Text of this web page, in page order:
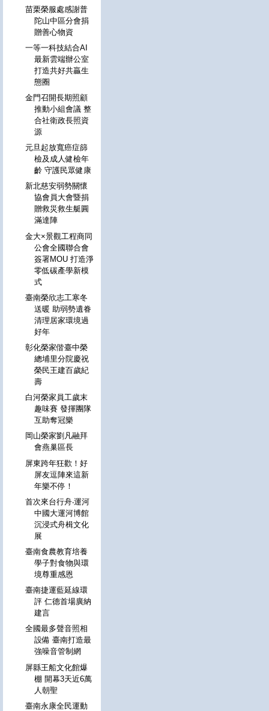
苗栗榮服處感謝普
陀山中區分會捐
贈善心物資
一等一科技結合AI
最新雲端辦公室
打造共好共贏生
態圈
金門召開長期照顧
推動小組會議 整
合社衛政長照資
源
元旦起放寬癌症篩
檢及成人健檢年
齡 守護民眾健康
新北慈安弱勢關懷
協會員大會暨捐
贈救災救生艇圓
滿達陣
金大×景觀工程商同
公會全國聯合會
簽署MOU 打造淨
零低碳產學新模
式
臺南榮欣志工寒冬
送暖 助弱勢遺眷
清理居家環境過
好年
彰化榮家偕臺中榮
總埔里分院慶祝
榮民王建百歲紀
壽
白河榮家員工歲末
趣味賽 發揮團隊
互助奪冠樂
岡山榮家劉凡融拜
會燕巢區長
屏東跨年狂歡！好
屏友逗陣來這新
年樂不停！
首次來台行舟‧運河
中國大運河博館
沉浸式舟楫文化
展
臺南食農教育培養
學子對食物與環
境尊重感恩
臺南捷運藍延線環
評 仁德首場廣納
建言
全國最多聲音照相
設備 臺南打造最
強噪音管制網
屏縣王船文化館爆
棚 開幕3天近6萬
人朝聖
臺南永康全民運動